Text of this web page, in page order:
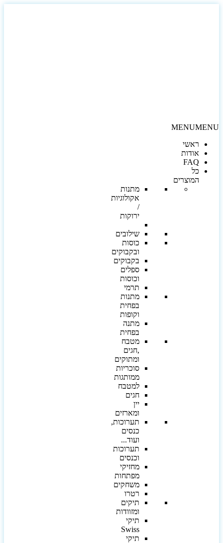
MENU
ראשי
אודות
FAQ
כל
המוצרים
מתנות
אקולוגיות
ירוקות
שילובים
כוסות
ובקבוקים
בקבוקים
ספלים
וכוסות
תרמי
מתנות
בפחית
וקופות
מתנה
בפחית
מטבח
,חגים
ומתוקים
סוכריות
ממותגות
למטבח
חגים
יין
ומארזים
תערוכות,
כנסים
ועוד...
תערוכות
וכנסים
מחזיקי
מפתחות
משחקים
רטרו
תיקים
ומזוודות
תיקי
Swiss
תיקי